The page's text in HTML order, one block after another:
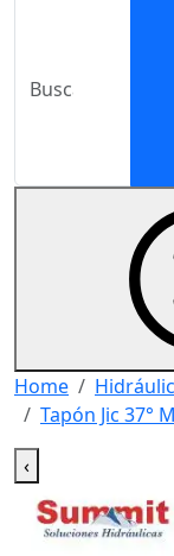
Home
Tapón Jic 37°
‹